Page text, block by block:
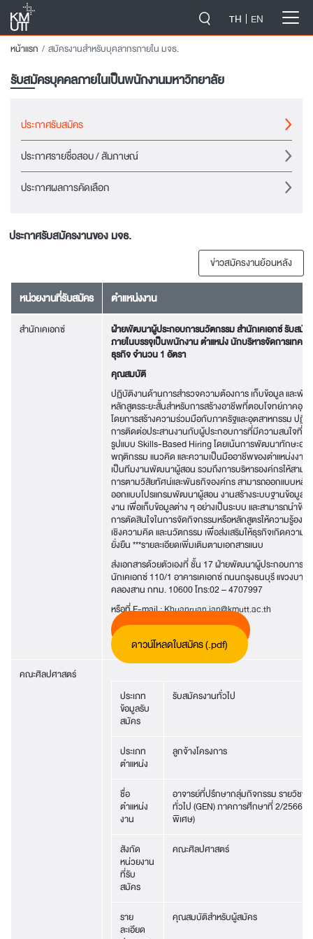
TH EN
หน้าแรก สมัครงานสำหรับบุคลากรภายใน มจธ.
รับสมัครบุคคลภายในเป็นพนักงานมหาวิทยาลัย
ประกาศรับสมัคร
ประกาศรายชื่อสอบ / สัมภาษณ์
ประกาศผลการคัดเลือก
ประกาศรับสมัครงานของ มจธ.
ข่าวสมัครงานย้อนหลัง
หน่วยงานที่รับสมัคร ตำแหน่งงาน
สำนักเคเอกซ์
ฝ่ายพัฒนาผู้ประกอบการนวัตกรรม สำนักเคเอกซ์ รับสมั
ภายในบรรจุเป็นพนักงาน ตำแหน่ง นักบริหารจัดการเทคโน
ธุรกิจ จำนวน 1 อัตรา
คุณสมบัติ
ปฏิบัติงานด้านการสำรวจความต้องการ เก็บข้อมูล และพั
หลักสูตรระยะสั้นสำหรับการสร้างอาชีพที่ตอบโจทย์ภาคอุต
โดยการสร้างความร่วมมือกับภาครัฐและอุตสาหกรรม ปฏิ
การติดต่อประสานงานกับผู้ประกอบการที่มีความสนใจที่จะ
รูปแบบ Skills-Based Hiring โดยเน้นการพัฒนาทักษะอา
พฤติกรรม แนวคิด และความเป็นมืออาชีพของตำแหน่งงาน
เป็นทีมงานพัฒนาผู้สอน รวมถึงการบริหารองค์กรให้สามา
การตามวิสัยทัศน์และพันธกิจองค์กร สามารถออกแบบหลั
ออกแบบโปรแกรมพัฒนาผู้สอน งานสร้างระบบฐานข้อมูลใ
งาน เพื่อเก็บข้อมูลต่าง ๆ อย่างเป็นระบบ และสามารถนำข้อ
การตัดสินใจในการจัดกิจกรรมหรือหลักสูตรให้ความรู้อง
เชิงความคิด และนวัตกรรม เพื่อส่งเสริมให้ธุรกิจเกิดความแข็
ยั่งยืน ***รายละเอียดเพิ่มเติมตามเอกสารแนบ
ส่งเอกสารด้วยตัวเองที่ ชั้น 17 ฝ่ายพัฒนาผู้ประกอบการน
นักเคเอกซ์ 110/1 อาคารเคเอกซ์ ถนนกรุงธนบุรี แขวงบาง
คลองสาน กทม. 10600 โทร:02 – 4707997
หรือที่ E-mail :Khuanruan.jan@kmutt.ac.th
ดาวน์โหลดใบสมัคร (.doc)
ดาวน์โหลดใบสมัคร (.pdf)
คณะศิลปศาสตร์
ประเภท
ข้อมูลรับ
สมัคร
รับสมัครงานทั่วไป
ประเภท
ตำแหน่ง
ลูกจ้างโครงการ
ชื่อ
ตำแหน่ง
งาน
อาจารย์ที่ปรึกษากลุ่มกิจกรรม รายวิชา
ทั่วไป (GEN) ภาคการศึกษาที่ 2/2566 (
พิเศษ)
สังกัด
หน่วยงาน
ที่รับ
สมัคร
คณะศิลปศาสตร์
ราย
ละเอียด
คุณสมบัติสำหรับผู้สมัคร